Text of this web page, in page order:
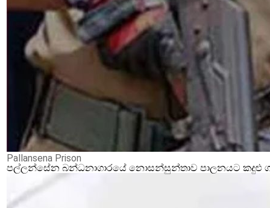
Pallansena Prison
පල්ලන්සේන බන්ධනාගාරයේ නොසන්සුන්තාව පාලනයට කදුළු